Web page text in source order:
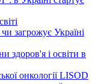
загрожує Україні
здоров'я і освіти в
онкології LISOD